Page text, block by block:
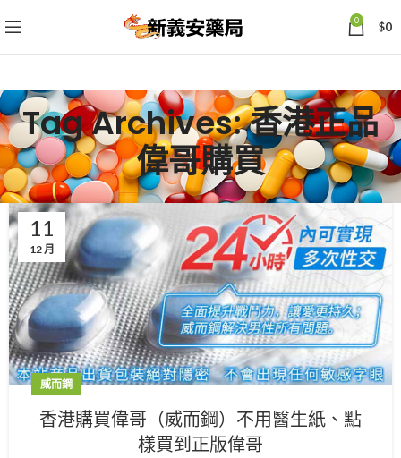
0 $0
Tag Archives: 香港正品
偉哥購買
11
12 月
威而鋼
香港購買偉哥（威而鋼）不用醫生紙、點
樣買到正版偉哥